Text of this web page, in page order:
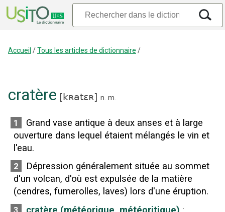
Accueil /Tous les articles de dictionnaire /
cratère [kʀatɛʀ] n. m.
1
Grand vase antique à deux anses et à large
ouverture dans lequel étaient mélangés le vin et
l'eau.
2
Dépression généralement située au sommet
d'un volcan, d'où est expulsée de la matière
(cendres, fumerolles, laves) lors d'une éruption.
3